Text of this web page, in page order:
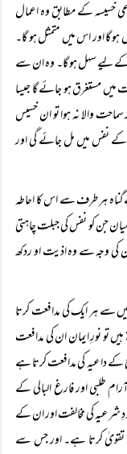
خسیسہ کے مطابق وہ اعمال
اور اس میں متمثل ہو گا۔
کے لیے سہل ہو گا۔ وہ ان سے
میں مستغرق ہو جائے گا جیسا
والا نہ ہوا تو ان خسیس
کے نفس میں مل جائے گی اور
ہر طرف سے اس کا احاطہ
جن کو نفس کی جبلت چاہتی
کی وجہ سے وہ اذیت او ردکھ
سے ہر ایک کی مدافعت کرتا
تو نورِ ایمان ان کی مدافعت
کے داعیہ کی مدافعت کرتا ہے
طلبی اور فارغ البالی کے
شرعیہ کی مخالفت اور ان کے
تقویٰ کرتا ہے۔ اور جس سے